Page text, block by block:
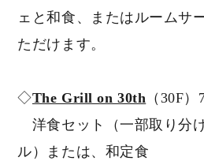
ェと和食、またはルームサ
ただけます。
◇The Grill on 30th （30F
洋食セット（一部取り分
ル）または、和定食